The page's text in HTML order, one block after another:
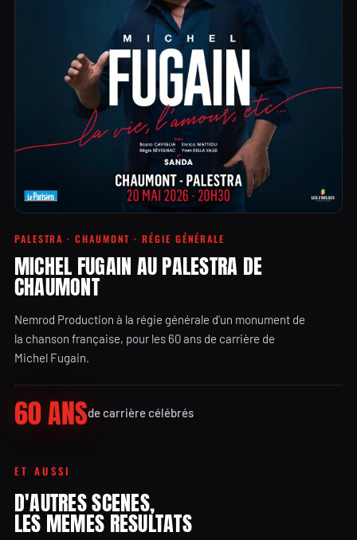
PALESTRA · CHAUMONT · RÉGIE GÉNÉRALE
MICHEL FUGAIN AU PALESTRA DE
CHAUMONT
Nemrod Production à la régie générale d'un monument de
la chanson française, pour les 60 ans de carrière de
Michel Fugain.
60 ANSde carrière célébrés
ET AUSSI
D'AUTRES SCENES,
LES MEMES RESULTATS